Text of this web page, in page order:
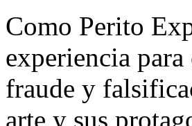
Como Perito
experiencia
fraude y
arte y sus